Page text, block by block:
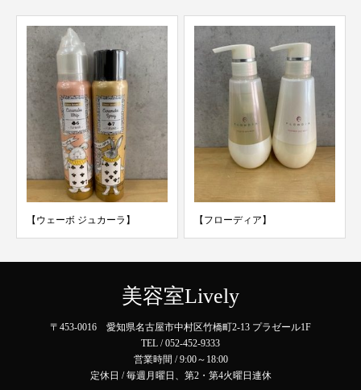
【ウェーボ ジュカーラ】 【フローディア】
美容室Lively
〒453-0016 愛知県名古屋市中村区竹橋町2-13 プラゼール1F
TEL / 052-452-9333
営業時間 / 9:00～18:00
定休日 / 毎週月曜日、第2・第4火曜日連休